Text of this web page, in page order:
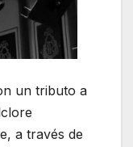
un tributo a
a través de